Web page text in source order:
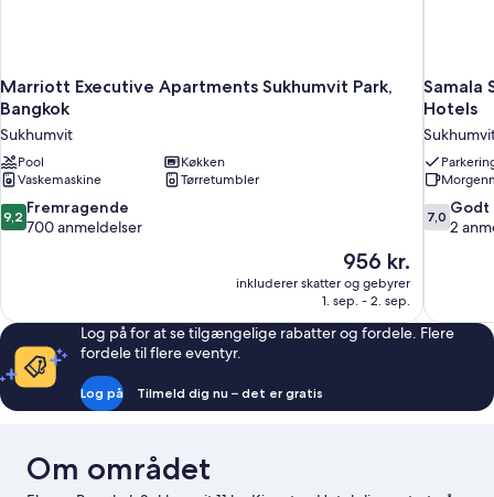
Marriott Executive Apartments Sukhumvit Park,
Bangkok
Sukhumvit
Pool
Køkken
Vaskemaskine
Tørretumbler
9.2
ud
700
anmeldelser
9,2 Fremragende
700 anmeldelser
Prisen
er
956 kr.
956 kr.
inkluderer skatter og gebyrer
1. sep. - 2. sep.
Samala
Hotels
7.0
ud
2
7,0 Godt
2
Log på for at se tilgængelige rabatter og fordele. Flere
fordele til flere eventyr.
Log på Tilmeld dig nu – det er gratis
Om området